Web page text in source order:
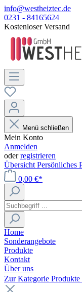
info@westheiztec.de
0231 - 84165624
Kostenloser Versand
Menü schließen
Mein Konto
Anmelden
oderregistrieren
Übersicht Persönliches
0,00 €*
Home
Sonderangebote
Produkte
Kontakt
Über uns
Zur Kategorie Produkte